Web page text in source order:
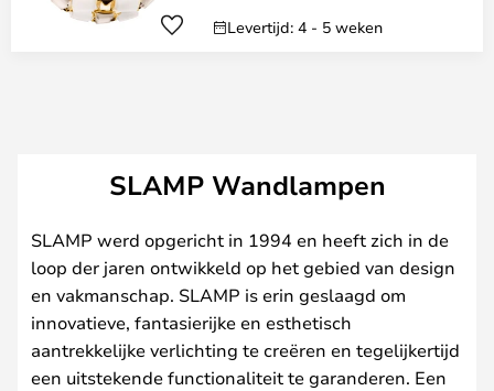
Levertijd: 4 - 5 weken
SLAMP Wandlampen
SLAMP werd opgericht in 1994 en heeft zich in de
loop der jaren ontwikkeld op het gebied van design
en vakmanschap. SLAMP is erin geslaagd om
innovatieve, fantasierijke en esthetisch
aantrekkelijke verlichting te creëren en tegelijkertijd
een uitstekende functionaliteit te garanderen. Een